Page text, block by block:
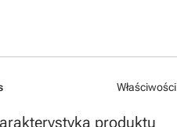
Właściwości
produktu